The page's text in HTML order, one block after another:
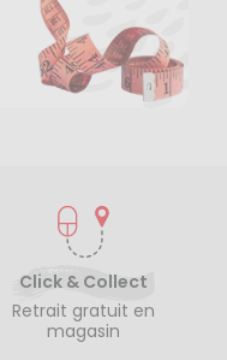
Click & Collect
Retrait gratuit en
magasin